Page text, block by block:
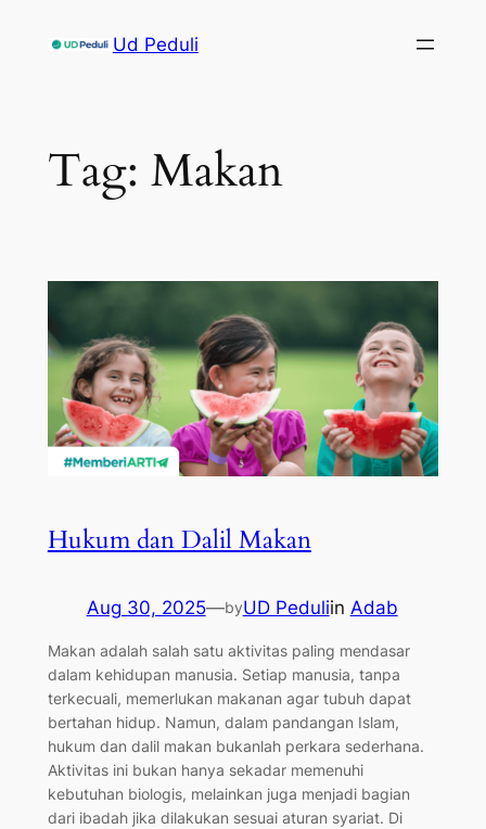
Ud Peduli
Tag: Makan
Hukum dan Dalil Makan
Aug 30, 2025—byUD Peduliin Adab
Makan adalah salah satu aktivitas paling mendasar
dalam kehidupan manusia. Setiap manusia, tanpa
terkecuali, memerlukan makanan agar tubuh dapat
bertahan hidup. Namun, dalam pandangan Islam,
hukum dan dalil makan bukanlah perkara sederhana.
Aktivitas ini bukan hanya sekadar memenuhi
kebutuhan biologis, melainkan juga menjadi bagian
dari ibadah jika dilakukan sesuai aturan syariat. Di